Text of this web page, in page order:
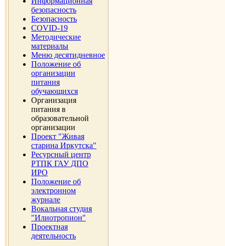
безопасность
Безопасность
COVID-19
Методические
материалы
Меню десятидневное
Положение об
организации
питания
обучающихся
Организация
питания в
образовательной
организации
Проект "Живая
старина Иркутска"
Ресурсный центр
РТПК ГАУ ДПО
ИРО
Положение об
электронном
журнале
Вокальная студия
"Илиотропион"
Проектная
деятельность